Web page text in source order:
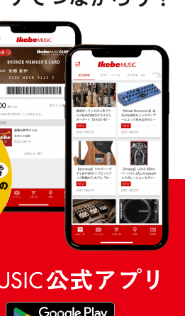
楽器アクセサリ
ヴィンテージ